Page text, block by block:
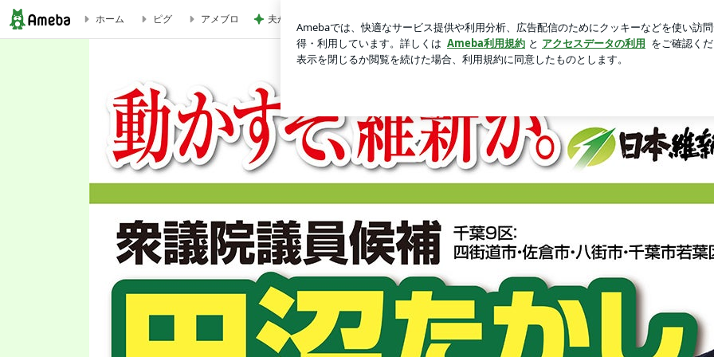
松沢議員講演…関東三国志！ | 元衆議院議員 田沼たかしオフィシャルブログ Powered by Ameba
ホーム ピグ アメブロ 夫がすべて美味しいと言った晩ごはん 新規登録